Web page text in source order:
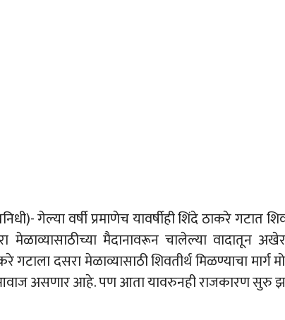
गेल्या वर्षी प्रमाणेच यावर्षीही शिंदे ठाकरे गटात
मेळाव्यासाठीच्या मैदानावरून चालेल्या वादातून
गटाला दसरा मेळाव्यासाठी शिवतीर्थ मिळण्याचा
असणार आहे. पण आता यावरुनही राजकारण सुरु